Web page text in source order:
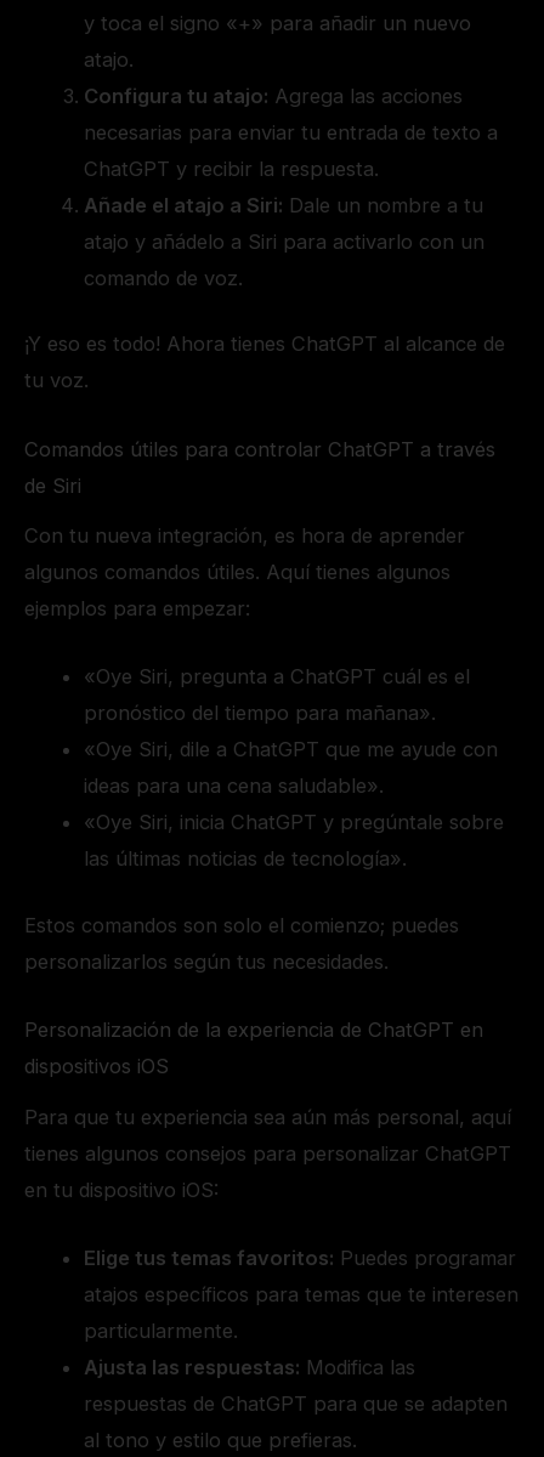
y toca el signo «+» para añadir un nuevo
atajo.
Configura tu atajo: Agrega las acciones
necesarias para enviar tu entrada de texto a
ChatGPT y recibir la respuesta.
Añade el atajo a Siri: Dale un nombre a tu
atajo y añádelo a Siri para activarlo con un
comando de voz.
¡Y eso es todo! Ahora tienes ChatGPT al alcance de
tu voz.
Comandos útiles para controlar ChatGPT a través
de Siri
Con tu nueva integración, es hora de aprender
algunos comandos útiles. Aquí tienes algunos
ejemplos para empezar:
«Oye Siri, pregunta a ChatGPT cuál es el
pronóstico del tiempo para mañana».
«Oye Siri, dile a ChatGPT que me ayude con
ideas para una cena saludable».
«Oye Siri, inicia ChatGPT y pregúntale sobre
las últimas noticias de tecnología».
Estos comandos son solo el comienzo; puedes
personalizarlos según tus necesidades.
Personalización de la experiencia de ChatGPT en
dispositivos iOS
Para que tu experiencia sea aún más personal, aquí
tienes algunos consejos para personalizar ChatGPT
en tu dispositivo iOS:
Elige tus temas favoritos: Puedes programar
atajos específicos para temas que te interesen
particularmente.
Ajusta las respuestas: Modifica las
respuestas de ChatGPT para que se adapten
al tono y estilo que prefieras.